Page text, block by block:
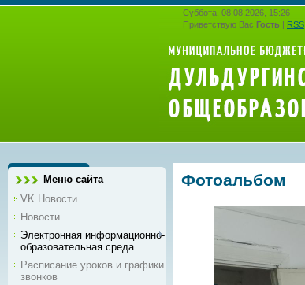
Суббота, 08.08.2026, 15:26
Приветствую Вас Гость | RSS
Меню сайта
VK Новости
Новости
Электронная информационно-
образовательная среда
Расписание уроков и графики
звонков
Фотоальбом